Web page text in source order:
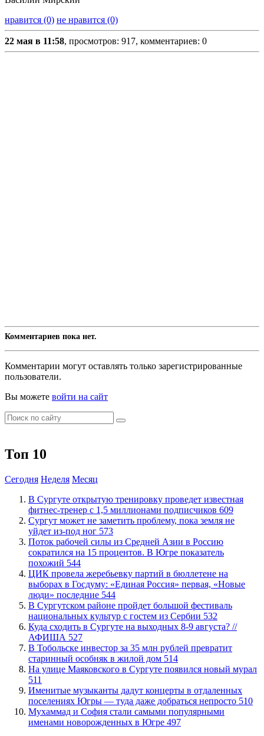
нравится (0) не нравится (0)
22 мая в 11:58, просмотров: 917, комментариев: 0
Комментариев пока нет.
Комментарии могут оставлять только зарегистрированные
пользователи.
Вы можете войти на сайт
Топ 10
Сегодня Неделя Месяц
В Сургуте открытую тренировку проведет известная
фитнес-тренер с 1,5 миллионами подписчиков 609
Сургут может не заметить проблему, пока земля не
уйдет из-под ног 573
Поток рабочей силы из Средней Азии в Россию
сократился на 15 процентов. В Югре показатель
похожий 544
ЦИК провела жеребьевку партий в бюллетене на
выборах в Госдуму: «Единая Россия» первая, «Новые
люди» последние 544
В Сургутском районе пройдет большой фестиваль
национальных культур с гостем из Сербии 532
​Куда сходить в Сургуте на выходных 8-9 августа? //
АФИША 527
В Тобольске инвестор за 35 млн рублей превратит
старинный особняк в жилой дом 514
​На улице Маяковского в Сургуте появился новый мурал
511
Именитые музыканты дадут концерты в отдаленных
поселениях Югры — туда даже добраться непросто 510
​Мухаммад и София стали самыми популярными
именами новорожденных в Югре 497